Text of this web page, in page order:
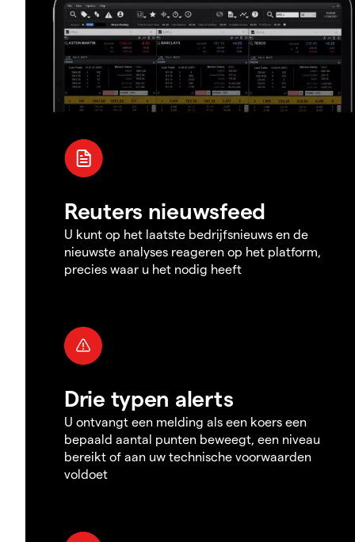
Reuters nieuwsfeed
U kunt op het laatste bedrijfsnieuws en de
nieuwste analyses reageren op het platform,
precies waar u het nodig heeft
Drie typen alerts
U ontvangt een melding als een koers een
bepaald aantal punten beweegt, een niveau
bereikt of aan uw technische voorwaarden
voldoet